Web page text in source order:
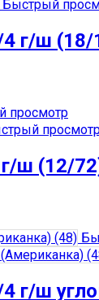
Быстрый
г/ш (18/
просмотр
ш (12/
г/ш